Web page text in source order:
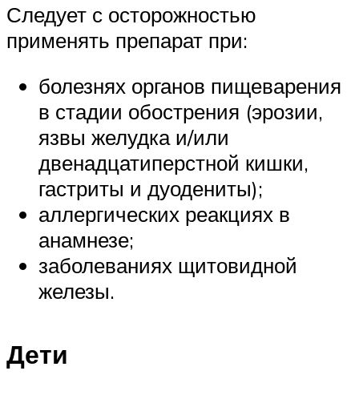
Следует с осторожностью
применять препарат при:
болезнях органов пищеварения
в стадии обострения (эрозии,
язвы желудка и/или
двенадцатиперстной кишки,
гастриты и дуодениты);
аллергических реакциях в
анамнезе;
заболеваниях щитовидной
железы.
Дети